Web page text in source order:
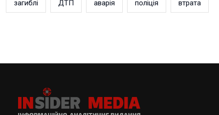
загиблі ДТП аварія поліція втрата